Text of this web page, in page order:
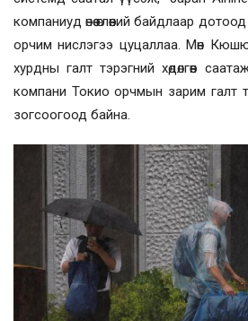
компаниуд өнөө өглөөний байдлаар
орчим нислэгээ цуцаллаа. Мөн
хурдны галт тэрэгний хөдөлгөөн
компани Токио орчмын зарим галт
зогсоогоод байна.